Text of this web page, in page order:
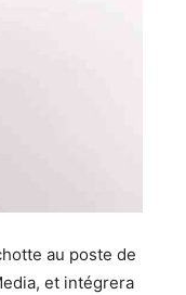
au poste de
et intégrera